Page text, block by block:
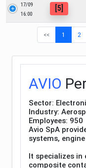
17/09
16:00
[5]
<< 1 2
AVIO
Sector:
Industry:
Employees: 950
Avio SpA
systems,
It specializes in
composite